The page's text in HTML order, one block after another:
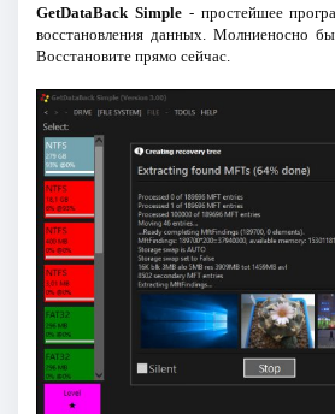
GetDataBack Simple- простейшее
восстановления данных. Молниеносно
Восстановите прямо сейчас.